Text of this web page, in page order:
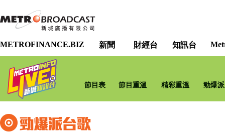
METROFINANCE.BIZ 新聞 財經台 知訊台
節目表 節目重溫 精彩重溫 勁爆